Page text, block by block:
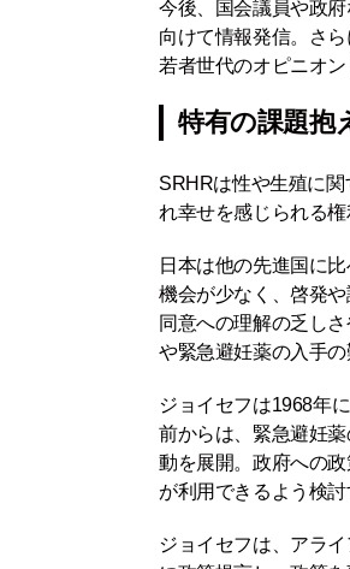
今後、国会議員や政
向けて情報発信。さ
若者世代のオピニオ
特有の課題抱
SRHRは性や生殖に
れ幸せを感じられる
日本は他の先進国に
機会が少なく、啓発
同意への理解の乏し
や緊急避妊薬の入手の
ジョイセフは1968年
前からは、緊急避妊
動を展開。政府への
が利用できるよう検
ジョイセフは、アラ